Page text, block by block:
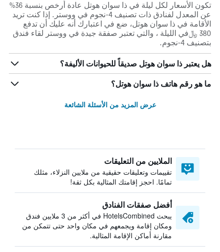
تكون الأسعار لكل ليلة في ذا سوان هوتل عادة أرخص بنسبة 36%
عن المعدل لفنادق ذات تصنيف 4-نجوم في ووستر. إذا كنت تريد
الأقامة في ذا سوان هوتل، ضع في اعتبارك أنه عليك أن تدفع
380 ﷼في الليلة ، والتي تعتبر صفقة جيدة في ووستر لقاء فندق
بتصنيف 4-نجوم.
هل يعتبر ذا سوان هوتل صديقاً للحيوانات الأليفة؟
ما هو رقم هاتف ذا سوان هوتل؟
عرض المزيد من الأسئلة الشائعة
الملايين من التعليقات
تقييمات وتعليقات حقيقية من ملايين النزلاء، مثلك
تمامًا. احجز إقامتك المثالية بكل ثقة!
أفضل صفقات الفنادق
يبحث HotelsCombined في أكثر من 3 ملايين فندق
ومكان إقامة ويجمعهم في مكان واحد حتى تتمكن من
مقارنة أماكن الإقامة المثالية.